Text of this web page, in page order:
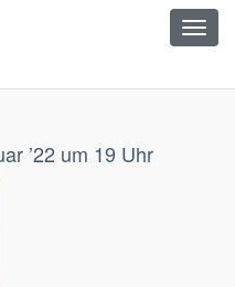
’22 um 19 Uhr